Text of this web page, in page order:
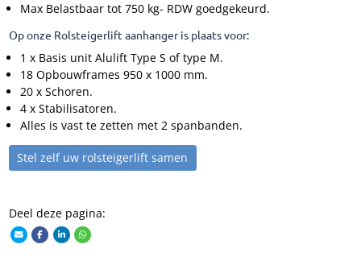
Max Belastbaar tot 750 kg- RDW goedgekeurd.
Op onze Rolsteigerlift aanhanger is plaats voor:
1 x Basis unit Alulift Type S of type M.
18 Opbouwframes 950 x 1000 mm.
20 x Schoren.
4 x Stabilisatoren.
Alles is vast te zetten met 2 spanbanden.
Stel zelf uw rolsteigerlift samen
Deel deze pagina: